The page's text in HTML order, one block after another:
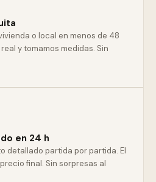
o local en menos de 48
y tomamos medidas. Sin
en 24 h
detallado partida por partida. El
final. Sin sorpresas al